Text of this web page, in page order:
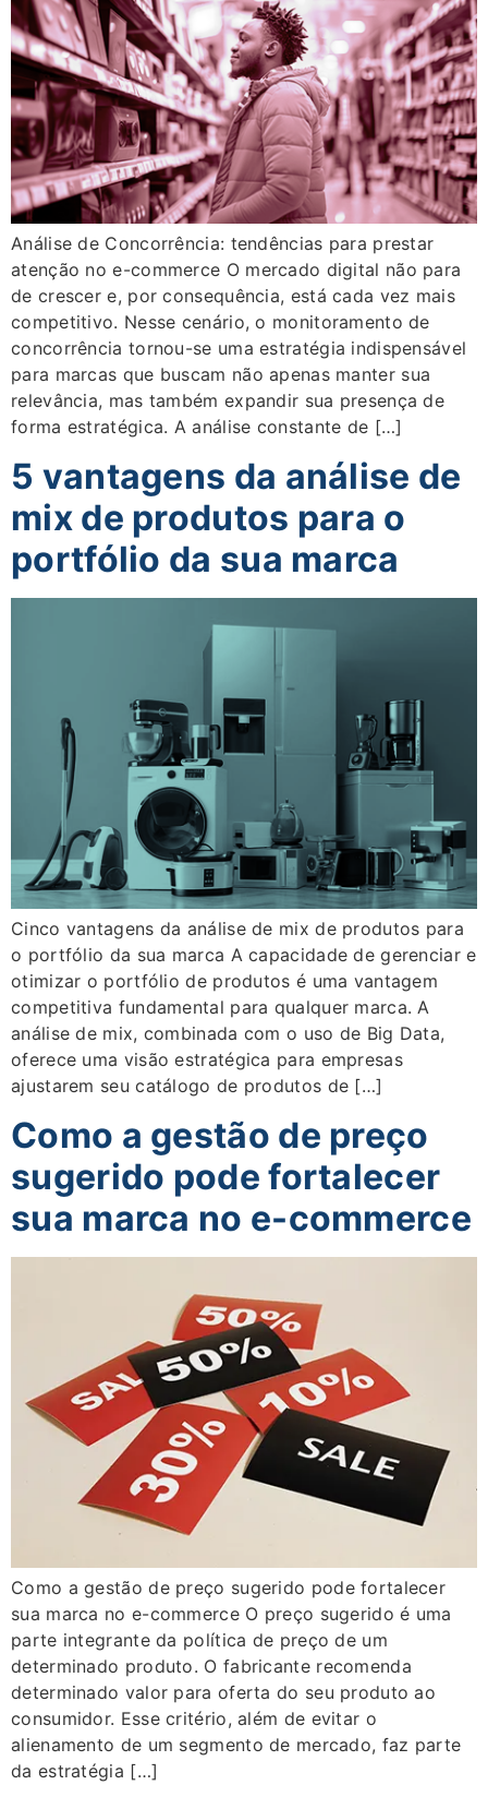
Análise de Concorrência: tendências para prestar
atenção no e-commerce O mercado digital não para
de crescer e, por consequência, está cada vez mais
competitivo. Nesse cenário, o monitoramento de
concorrência tornou-se uma estratégia indispensável
para marcas que buscam não apenas manter sua
relevância, mas também expandir sua presença de
forma estratégica. A análise constante de […]
5 vantagens da análise de
mix de produtos para o
portfólio da sua marca
Cinco vantagens da análise de mix de produtos para
o portfólio da sua marca A capacidade de gerenciar e
otimizar o portfólio de produtos é uma vantagem
competitiva fundamental para qualquer marca. A
análise de mix, combinada com o uso de Big Data,
oferece uma visão estratégica para empresas
ajustarem seu catálogo de produtos de […]
Como a gestão de preço
sugerido pode fortalecer
sua marca no e-commerce
Como a gestão de preço sugerido pode fortalecer
sua marca no e-commerce O preço sugerido é uma
parte integrante da política de preço de um
determinado produto. O fabricante recomenda
determinado valor para oferta do seu produto ao
consumidor. Esse critério, além de evitar o
alienamento de um segmento de mercado, faz parte
da estratégia […]